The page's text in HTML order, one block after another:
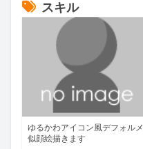
スキル
ゆるかわアイコン風デフォルメ
似顔絵描きます